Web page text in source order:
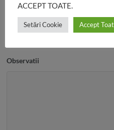
Observatii
ACCEPT TOATE.
Setări Cookie Accept